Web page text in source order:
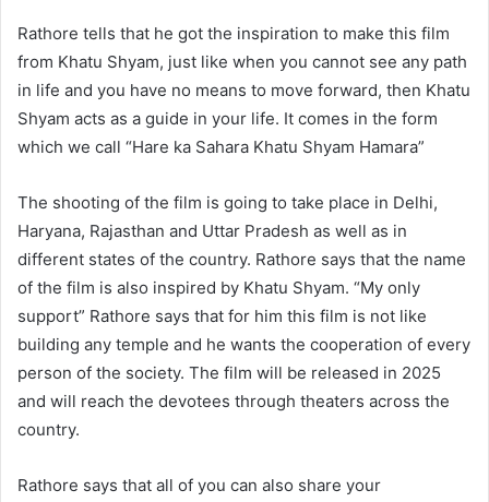
Rathore tells that he got the inspiration to make this film
from Khatu Shyam, just like when you cannot see any path
in life and you have no means to move forward, then Khatu
Shyam acts as a guide in your life. It comes in the form
which we call “Hare ka Sahara Khatu Shyam Hamara”
The shooting of the film is going to take place in Delhi,
Haryana, Rajasthan and Uttar Pradesh as well as in
different states of the country. Rathore says that the name
of the film is also inspired by Khatu Shyam. “My only
support” Rathore says that for him this film is not like
building any temple and he wants the cooperation of every
person of the society. The film will be released in 2025
and will reach the devotees through theaters across the
country.
Rathore says that all of you can also share your